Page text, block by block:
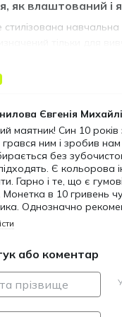
як влаштований і
стилізована
Принцип його роботи
за рахунок
кінетичної
механізм, що
з анкерної
джгута,
похибки в роботі. У
частоти коливань:
гумки.
маятника описав
16-го століття. В 17-
застосував
Лулье в кінці 17-го
Євгенія
маятник! Син 10 років
ним і зробив
без
Є кольорова
Гарно і те, що є
Монетка в 10 гривень
Однозначно
або коментар